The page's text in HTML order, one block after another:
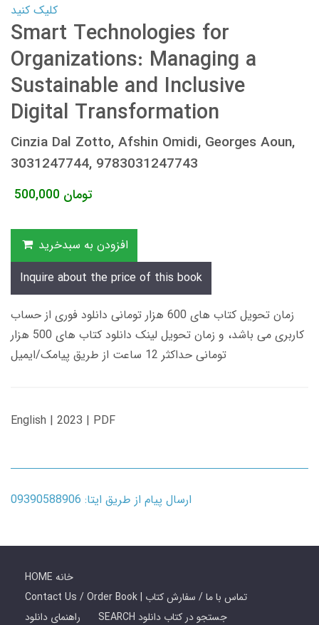
کلیک کنید
Smart Technologies for
Organizations: Managing a
Sustainable and Inclusive
Digital Transformation
Cinzia Dal Zotto, Afshin Omidi, Georges Aoun,
3031247744, 9783031247743
500,000 تومان
افزودن به سبدخرید
Inquire about the price of this book
زمان تحویل کتاب های 600 هزار تومانی دانلود فوری از حساب
کاربری می باشد، و زمان تحویل لینک دانلود کتاب های 500 هزار
تومانی حداکثر 12 ساعت از طریق پیامک/ایمیل
English | 2023 | PDF
ارسال پیام از طریق ایتا: 09390588906
HOME خانه
Contact Us / Order Book | تماس با ما / سفارش کتاب
راهنمای دانلود
SEARCH جستجو در کتاب دانلود